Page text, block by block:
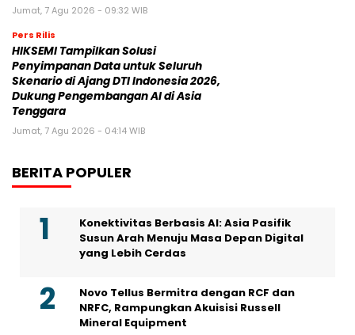
Jumat, 7 Agu 2026 - 09:32 WIB
Pers Rilis
HIKSEMI Tampilkan Solusi
Penyimpanan Data untuk Seluruh
Skenario di Ajang DTI Indonesia 2026,
Dukung Pengembangan AI di Asia
Tenggara
Jumat, 7 Agu 2026 - 04:14 WIB
BERITA POPULER
Konektivitas Berbasis AI: Asia Pasifik
Susun Arah Menuju Masa Depan Digital
yang Lebih Cerdas
Novo Tellus Bermitra dengan RCF dan
NRFC, Rampungkan Akuisisi Russell
Mineral Equipment